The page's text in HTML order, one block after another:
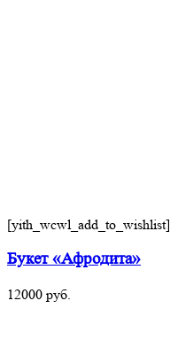
[yith_wcwl_add_to_wishlist]
Букет «Афродита»
12000 руб.